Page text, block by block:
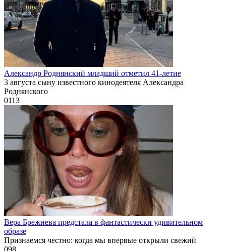
Александр Роднянский младший отметил 41-летие
3 августа сыну известного кинодеятеля Александра
Роднянского
0113
Вера Брежнева предстала в фантастически удивительном
образе
Признаемся честно: когда мы впервые открыли свежий
098